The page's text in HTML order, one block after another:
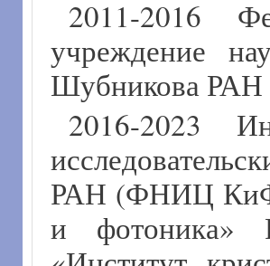
2011-2016
учреждение
Шубникова РАН
2016-2023
РАН (ФНИЦ КиФ
и фотоника»